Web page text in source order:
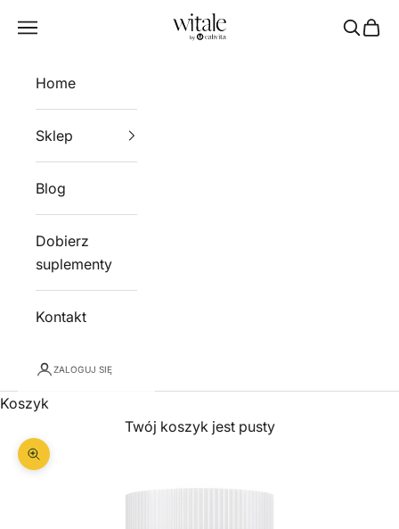
Witale
Menu Szukaj
Home
Sklep
Blog
Dobierz
suplementy
Kontakt
ZALOGUJ SIĘ
Koszyk
Twój koszyk jest pusty
Przybliż